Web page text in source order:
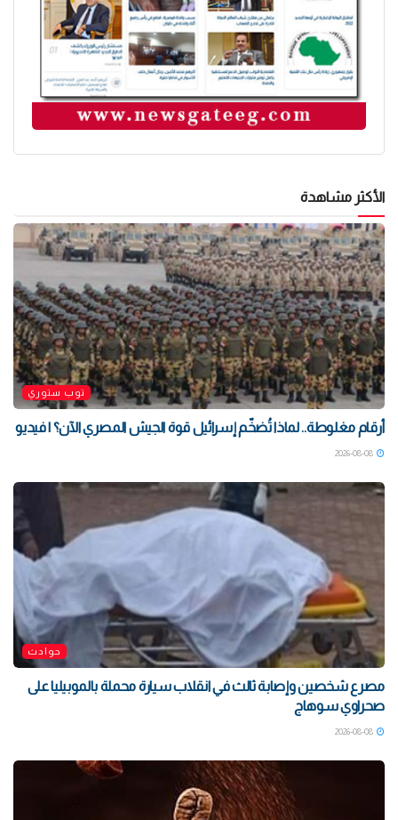
الأكثر مشاهدة
توب ستوري
أرقام مغلوطة.. لماذا تُضخّم إسرائيل قوة الجيش المصري الآن؟ | فيديو
حوادث
مصرع شخصين وإصابة ثالث في انقلاب سيارة محملة بالموبيليا على
صحراوي سوهاج